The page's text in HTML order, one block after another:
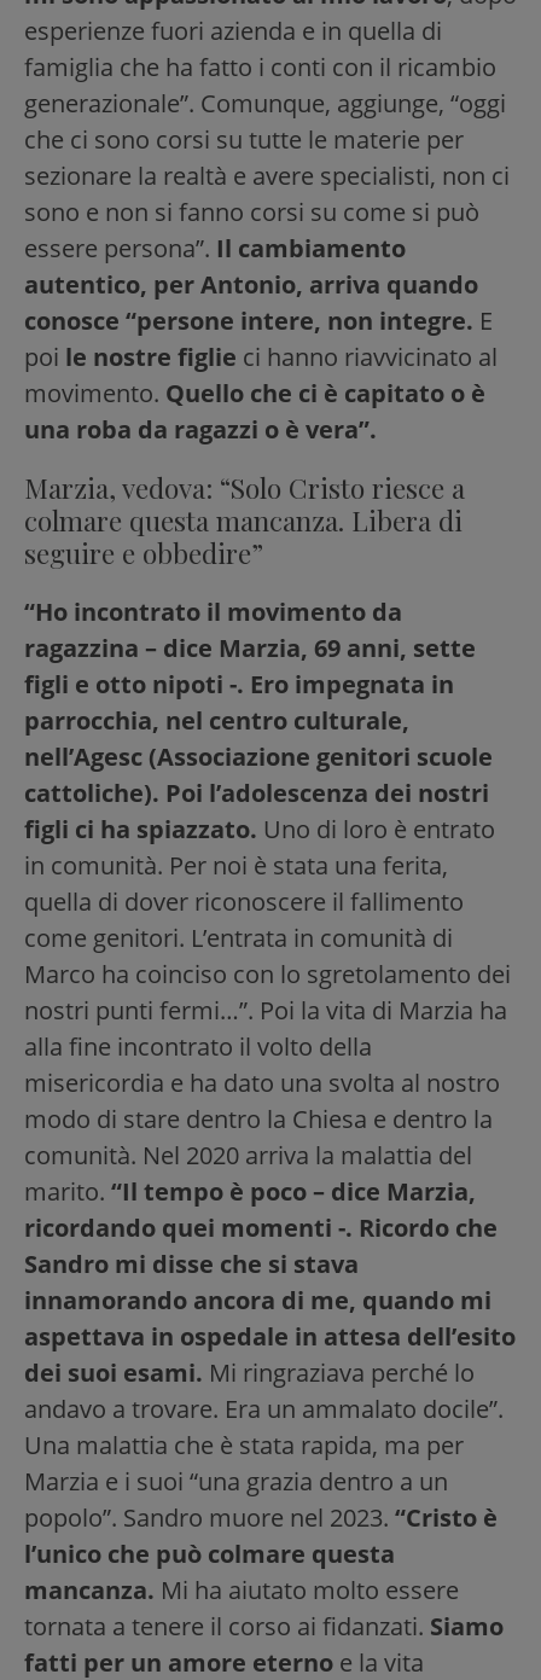
esperienze fuori azienda e in quella di
famiglia che ha fatto i conti con il ricambio
generazionale”. Comunque, aggiunge, “oggi
che ci sono corsi su tutte le materie per
sezionare la realtà e avere specialisti, non ci
sono e non si fanno corsi su come si può
essere persona”. Il cambiamento
autentico, per Antonio, arriva quando
conosce “persone intere, non integre. E
poi le nostre figlie ci hanno riavvicinato al
movimento. Quello che ci è capitato o è
una roba da ragazzi o è vera”.
Marzia, vedova: “Solo Cristo riesce a
colmare questa mancanza. Libera di
seguire e obbedire”
“Ho incontrato il movimento da
ragazzina – dice Marzia, 69 anni, sette
figli e otto nipoti -. Ero impegnata in
parrocchia, nel centro culturale,
nell’Agesc (Associazione genitori scuole
cattoliche). Poi l’adolescenza dei nostri
figli ci ha spiazzato. Uno di loro è entrato
in comunità. Per noi è stata una ferita,
quella di dover riconoscere il fallimento
come genitori. L’entrata in comunità di
Marco ha coinciso con lo sgretolamento dei
nostri punti fermi…”. Poi la vita di Marzia ha
alla fine incontrato il volto della
misericordia e ha dato una svolta al nostro
modo di stare dentro la Chiesa e dentro la
comunità. Nel 2020 arriva la malattia del
marito. “Il tempo è poco – dice Marzia,
ricordando quei momenti -. Ricordo che
Sandro mi disse che si stava
innamorando ancora di me, quando mi
aspettava in ospedale in attesa dell’esito
dei suoi esami. Mi ringraziava perché lo
andavo a trovare. Era un ammalato docile”.
Una malattia che è stata rapida, ma per
Marzia e i suoi “una grazia dentro a un
popolo”. Sandro muore nel 2023. “Cristo è
l’unico che può colmare questa
mancanza. Mi ha aiutato molto essere
tornata a tenere il corso ai fidanzati. Siamo
fatti per un amore eterno e la vita